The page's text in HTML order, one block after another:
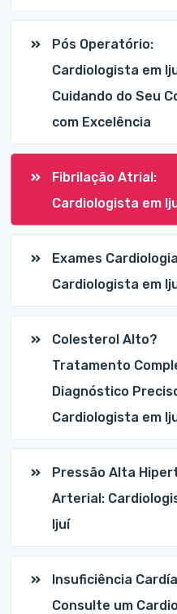
Pós Operatório:
Cardiologista em
Cuidando do Seu
com Excelência
Fibrilação Atrial:
Cardiologista em
Exames
Cardiologista em
Colesterol Alto?
Tratamento
Diagnóstico
Cardiologista em
Pressão Alta
Arterial:
Ijuí
Insuficiência
Consulte um